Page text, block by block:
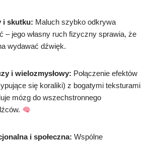
i skutku: Maluch szybko odkrywa
– jego własny ruch fizyczny sprawia, że
wydawać dźwięk.
i wielozmysłowy: Połączenie efektów
się koraliki) z bogatymi teksturami
mózg do wszechstronnego
i społeczna: Wspólne